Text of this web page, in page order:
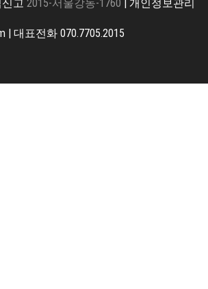
고 2015-서울강동-1760 | 개인정보관리
| 대표전화 070.7705.2015